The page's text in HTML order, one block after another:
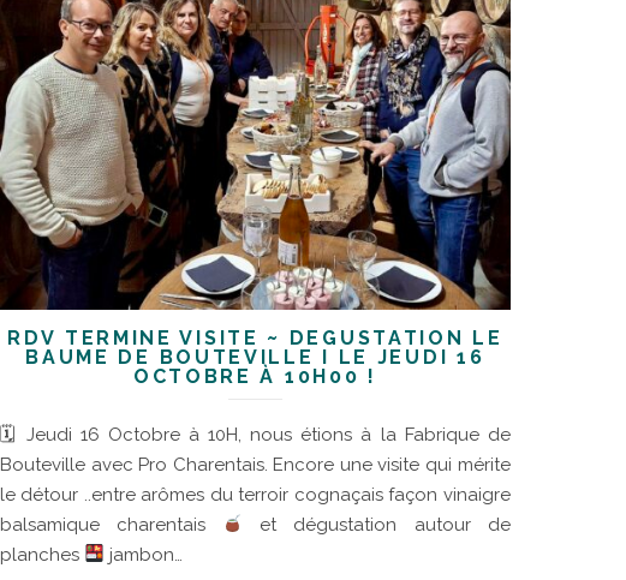
RDV TERMINÉ VISITE ~ DÉGUSTATION LE
BAUME DE BOUTEVILLE I LE JEUDI 16
OCTOBRE À 10H00 !
🗓 Jeudi 16 Octobre à 10H, nous étions à la Fabrique de
Bouteville avec Pro Charentais. Encore une visite qui mérite
le détour ..entre arômes du terroir cognaçais façon vinaigre
balsamique charentais
et dégustation autour de
planches
jambon…